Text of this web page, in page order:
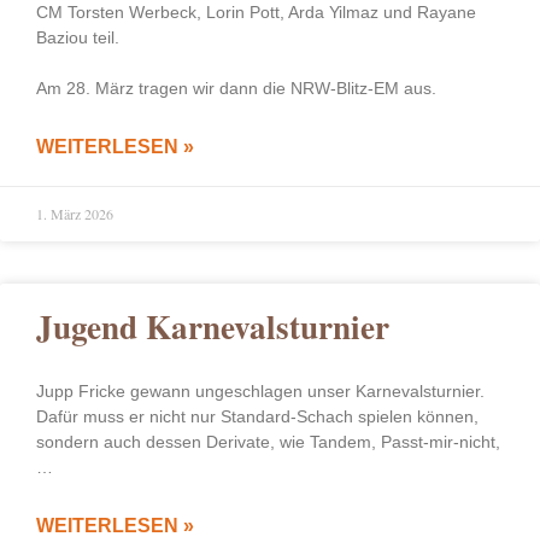
CM Torsten Werbeck, Lorin Pott, Arda Yilmaz und Rayane
Baziou teil.
Am 28. März tragen wir dann die NRW-Blitz-EM aus.
WEITERLESEN »
1. März 2026
Jugend Karnevalsturnier
Jupp Fricke gewann ungeschlagen unser Karnevalsturnier.
Dafür muss er nicht nur Standard-Schach spielen können,
sondern auch dessen Derivate, wie Tandem, Passt-mir-nicht,
WEITERLESEN »